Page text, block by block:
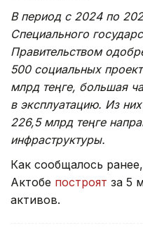
В период с 2024 по
Специального
Правительством
500 социальных
млрд теңге, большая
в эксплуатацию. Из
226,5 млрд теңге
инфраструктуры.
Как сообщалось
Актобе построят за 5
активов.